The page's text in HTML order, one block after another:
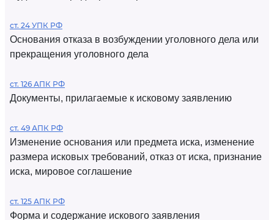
ст. 24 УПК РФ
Основания отказа в возбуждении уголовного дела или
прекращения уголовного дела
ст. 126 АПК РФ
Документы, прилагаемые к исковому заявлению
ст. 49 АПК РФ
Изменение основания или предмета иска, изменение
размера исковых требований, отказ от иска, признание
иска, мировое соглашение
ст. 125 АПК РФ
Форма и содержание искового заявления